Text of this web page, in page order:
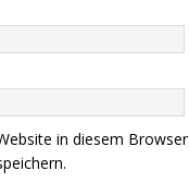
in diesem